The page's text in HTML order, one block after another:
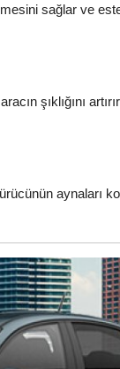
sağlar ve
şıklığını
aynaları